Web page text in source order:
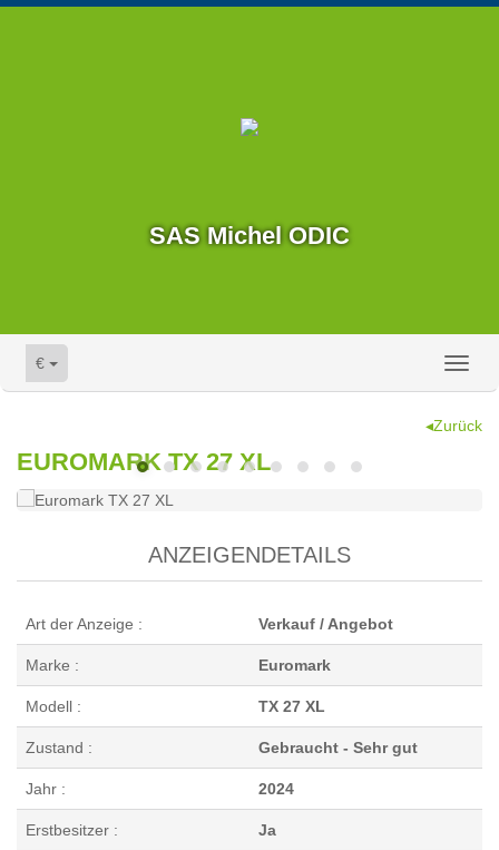
SAS Michel ODIC
€
◂Zurück
EUROMARK TX 27 XL
ANZEIGENDETAILS
Art der Anzeige : Verkauf / Angebot
Marke : Euromark
Modell : TX 27 XL
Zustand : Gebraucht - Sehr gut
Jahr : 2024
Erstbesitzer : Ja